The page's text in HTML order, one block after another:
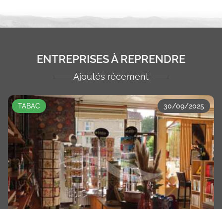
ENTREPRISES À REPRENDRE
Ajoutés récement
TABAC 30/09/2025